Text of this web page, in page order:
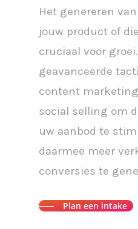
Het genereren
jouw product of
cruciaal voor
geavanceerde
content
social selling om
uw aanbod te
daarmee meer
conversies te
Plan een intake